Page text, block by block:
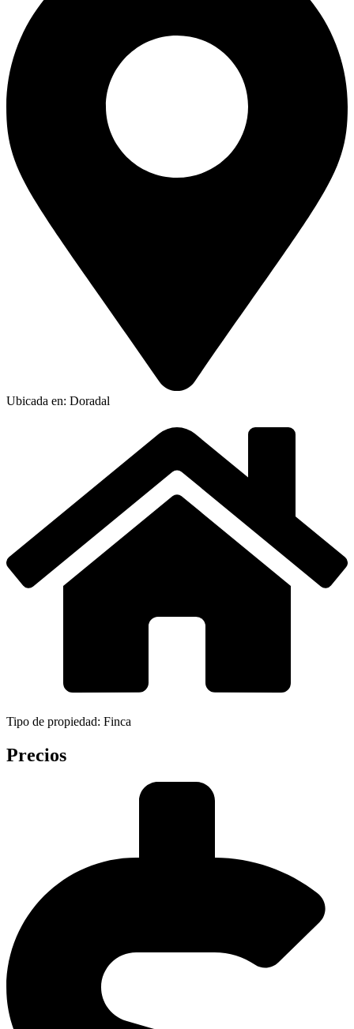
Ubicada en: Doradal
Tipo de propiedad: Finca
Precios